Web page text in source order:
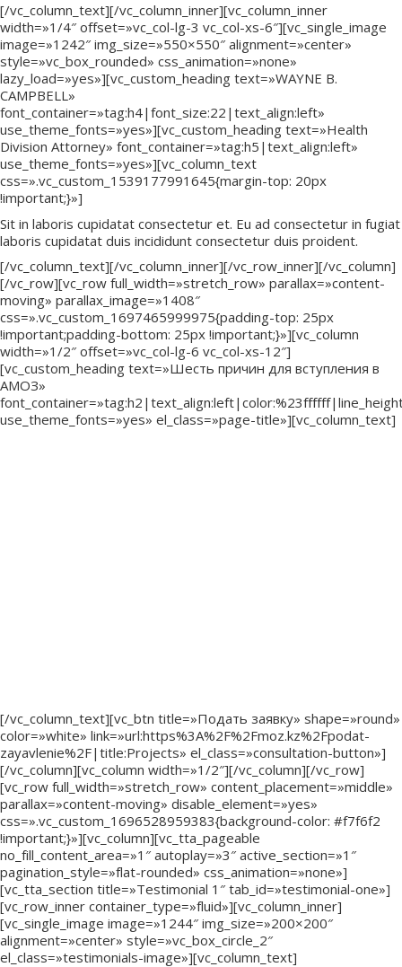
[/vc_column_text][/vc_column_inner][vc_column_inner
width=»1/4″ offset=»vc_col-lg-3 vc_col-xs-6″][vc_single_image
image=»1242″ img_size=»550×550″ alignment=»center»
style=»vc_box_rounded» css_animation=»none»
lazy_load=»yes»][vc_custom_heading text=»WAYNE B.
CAMPBELL»
font_container=»tag:h4|font_size:22|text_align:left»
use_theme_fonts=»yes»][vc_custom_heading text=»Health
Division Attorney» font_container=»tag:h5|text_align:left»
use_theme_fonts=»yes»][vc_column_text
css=».vc_custom_1539177991645{margin-top: 20px
!important;}»]
Sit in laboris cupidatat consectetur et. Eu ad consectetur in fugiat
laboris cupidatat duis incididunt consectetur duis proident.
[/vc_column_text][/vc_column_inner][/vc_row_inner][/vc_column]
[/vc_row][vc_row full_width=»stretch_row» parallax=»content-
moving» parallax_image=»1408″
css=».vc_custom_1697465999975{padding-top: 25px
!important;padding-bottom: 25px !important;}»][vc_column
width=»1/2″ offset=»vc_col-lg-6 vc_col-xs-12″]
[vc_custom_heading text=»Шесть причин для вступления в
АМОЗ»
use_theme_fonts=»yes» el_class=»page-title»][vc_column_text]
[/vc_column_text][vc_btn title=»Подать заявку» shape=»round»
color=»white» link=»url:https%3A%2F%2Fmoz.kz%2Fpodat-
zayavlenie%2F|title:Projects» el_class=»consultation-button»]
[/vc_column][vc_column width=»1/2″][/vc_column][/vc_row]
[vc_row full_width=»stretch_row» content_placement=»middle»
parallax=»content-moving» disable_element=»yes»
css=».vc_custom_1696528959383{background-color: #f7f6f2
!important;}»][vc_column][vc_tta_pageable
no_fill_content_area=»1″ autoplay=»3″ active_section=»1″
pagination_style=»flat-rounded» css_animation=»none»]
[vc_tta_section title=»Testimonial 1″ tab_id=»testimonial-one»]
[vc_row_inner container_type=»fluid»][vc_column_inner]
[vc_single_image image=»1244″ img_size=»200×200″
alignment=»center» style=»vc_box_circle_2″
el_class=»testimonials-image»][vc_column_text]